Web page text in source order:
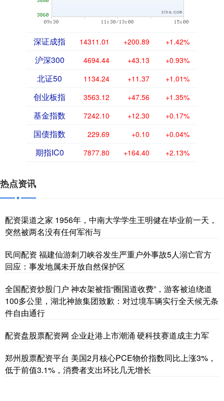
深证成指 14311.01 +200.89 +1.42%
沪深300 4694.44 +43.13 +0.93%
北证50 1134.24 +11.37 +1.01%
创业板指 3563.12 +47.56 +1.35%
基金指数 7242.10 +12.30 +0.17%
国债指数 229.69 +0.10 +0.04%
期指IC0 7877.80 +164.40 +2.13%
热点资讯
配资渠道之家 1956年，中南大学学生王明健在毕业前一天，
突然被两名没有任何军衔与
民间配资 福建仙游刺刀峡谷发生严重户外事故5人溺亡官方
回应：事发地属未开放自然保护区
全国配资炒股门户 神农架被指“圈国道收费”，游客被迫绕道
100多公里，湖北神旅集团致歉：对过境车辆实行全天候无条
件自由通行
配资盘股票配资网 企业赴港上市潮涌 硬科技赛道成主力军
郑州股票配资平台 美国2月核心PCE物价指数同比上涨3%，
低于前值3.1%，消费者支出环比几无增长